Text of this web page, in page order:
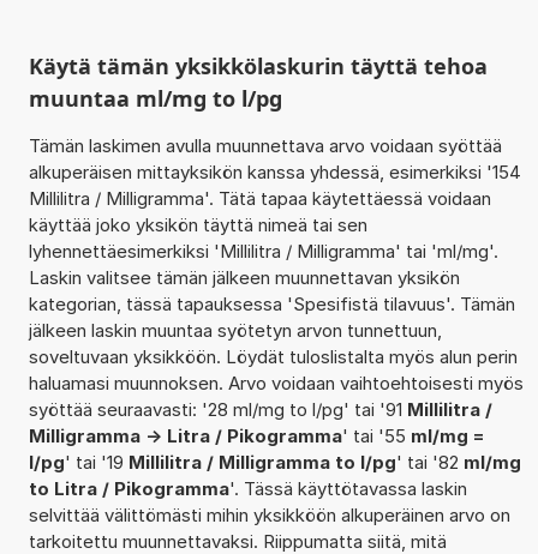
Käytä tämän yksikkölaskurin täyttä tehoa
muuntaa ml/mg to l/pg
Tämän laskimen avulla muunnettava arvo voidaan syöttää
alkuperäisen mittayksikön kanssa yhdessä, esimerkiksi '154
Millilitra / Milligramma'. Tätä tapaa käytettäessä voidaan
käyttää joko yksikön täyttä nimeä tai sen
lyhennettäesimerkiksi 'Millilitra / Milligramma' tai 'ml/mg'.
Laskin valitsee tämän jälkeen muunnettavan yksikön
kategorian, tässä tapauksessa 'Spesifistä tilavuus'. Tämän
jälkeen laskin muuntaa syötetyn arvon tunnettuun,
soveltuvaan yksikköön. Löydät tuloslistalta myös alun perin
haluamasi muunnoksen. Arvo voidaan vaihtoehtoisesti myös
syöttää seuraavasti: '28 ml/mg to l/pg' tai '91 Millilitra /
Milligramma -> Litra / Pikogramma' tai '55 ml/mg =
l/pg' tai '19 Millilitra / Milligramma to l/pg' tai '82 ml/mg
to Litra / Pikogramma'. Tässä käyttötavassa laskin
selvittää välittömästi mihin yksikköön alkuperäinen arvo on
tarkoitettu muunnettavaksi. Riippumatta siitä, mitä